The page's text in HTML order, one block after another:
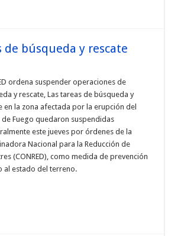
de búsqueda y rescate
ordena suspender operaciones de
y rescate, Las tareas de búsqueda y
en la zona afectada por la erupción del
de Fuego quedaron suspendidas
este jueves por órdenes de la
Nacional para la Reducción de
(CONRED), como medida de prevención
al estado del terreno.